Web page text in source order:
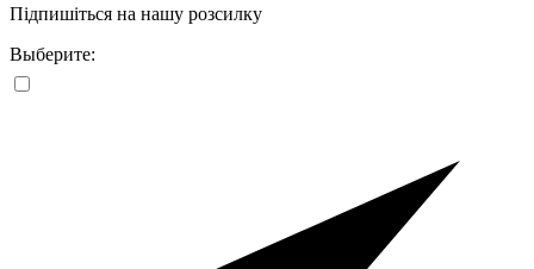
Підпишіться на нашу розсилку
Выберите: